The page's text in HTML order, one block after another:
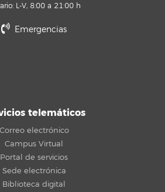
L-V, 8:00 a 21:00 h
Emergencias
telemáticos
Correo electrónico
Campus Virtual
Portal de servicios
Sede electrónica
Biblioteca digital